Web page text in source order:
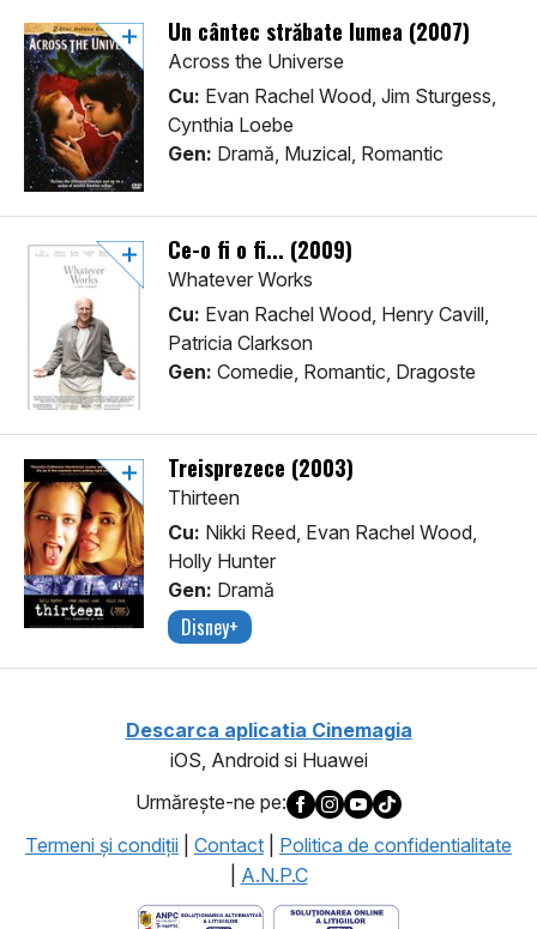
Un cântec străbate lumea (2007)
Across the Universe
Cu: Evan Rachel Wood, Jim Sturgess,
Cynthia Loebe
Gen: Dramă, Muzical, Romantic
Ce-o fi o fi... (2009)
Whatever Works
Cu: Evan Rachel Wood, Henry Cavill,
Patricia Clarkson
Gen: Comedie, Romantic, Dragoste
Treisprezece (2003)
Thirteen
Cu: Nikki Reed, Evan Rachel Wood,
Holly Hunter
Gen: Dramă
Disney+
Descarca aplicatia Cinemagia
iOS, Android si Huawei
Urmăreşte-ne pe:
Termeni şi condiţii
Contact
Politica de confidentialitate
A.N.P.C